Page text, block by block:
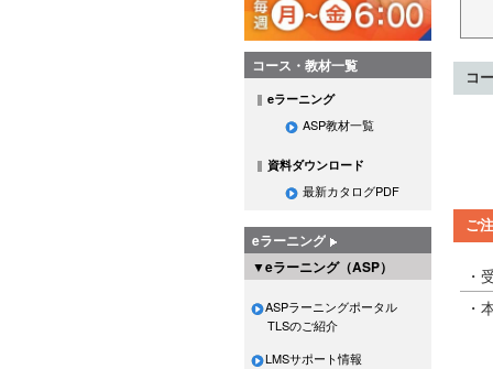
コース・教材一覧
eラーニング
ASP教材一覧
資料ダウンロード
最新カタログPDF
eラーニング
▼eラーニング（ASP）
ASPラーニングポータル
TLSのご紹介
LMSサポート情報
コ
ご
・
・